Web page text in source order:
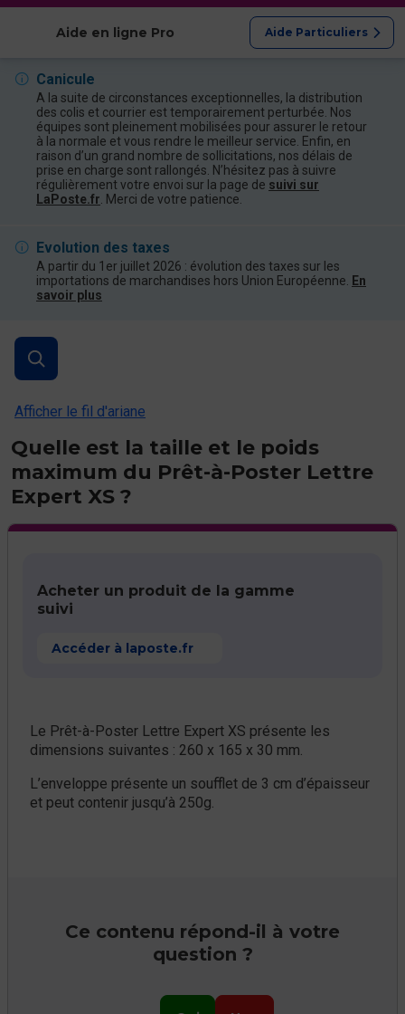
Aide en ligne Pro Aide Particuliers
Canicule
A la suite de circonstances exceptionnelles, la distribution
des colis et courrier est temporairement perturbée. Nos
équipes sont pleinement mobilisées pour assurer le retour
à la normale et vous rendre le meilleur service. Enfin, en
raison d’un grand nombre de sollicitations, nos délais de
prise en charge sont rallongés. N’hésitez pas à suivre
régulièrement votre envoi sur la page de suivi sur
LaPoste.fr . Merci de votre patience.
Evolution des taxes
A partir du 1er juillet 2026 : évolution des taxes sur les
importations de marchandises hors Union Européenne.
En
savoir plus
Afficher le fil d'ariane
Quelle est la taille et le poids
maximum du Prêt-à-Poster Lettre
Expert XS ?
Acheter un produit de la gamme
suivi
Accéder à laposte.fr
Le Prêt-à-Poster Lettre Expert XS présente les
dimensions suivantes : 260 x 165 x 30 mm.
L’enveloppe présente un soufflet de 3 cm d’épaisseur
et peut contenir jusqu’à 250g.
Ce contenu répond-il à votre
question ?